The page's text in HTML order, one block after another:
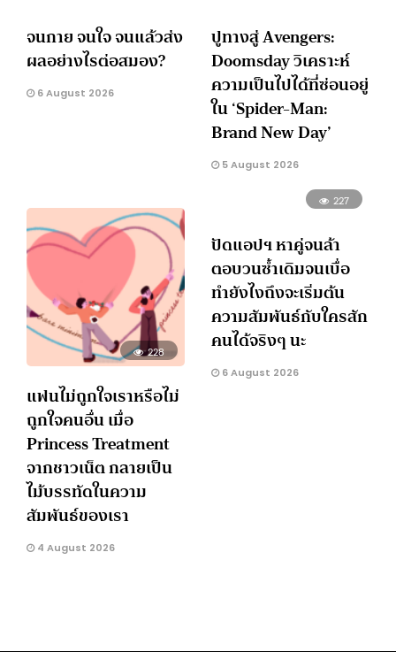
จนกาย จนใจ จนแล้วส่ง
ผลอย่างไรต่อสมอง?
6 August 2026
ปูทางสู่ Avengers:
Doomsday วิเคราะห์
ความเป็นไปได้ที่ซ่อนอยู่
ใน ‘Spider-Man:
Brand New Day’
5 August 2026
228
แฟนไม่ถูกใจเราหรือไม่
ถูกใจคนอื่น เมื่อ
Princess Treatment
จากชาวเน็ต กลายเป็น
ไม้บรรทัดในความ
สัมพันธ์ของเรา
4 August 2026
227
ปัดแอปฯ หาคู่จนล้า
ตอบวนซ้ำเดิมจนเบื่อ
ทำยังไงถึงจะเริ่มต้น
ความสัมพันธ์กับใครสัก
คนได้จริงๆ นะ
6 August 2026